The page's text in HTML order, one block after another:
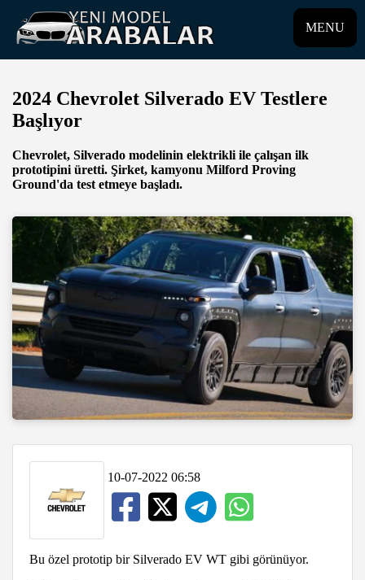
MENU
2024 Chevrolet Silverado EV Testlere
Başlıyor
Chevrolet, Silverado modelinin elektrikli ile çalışan ilk
prototipini üretti. Şirket, kamyonu Milford Proving
Ground'da test etmeye başladı.
10-07-2022 06:58
Bu özel prototip bir Silverado EV WT gibi görünüyor.